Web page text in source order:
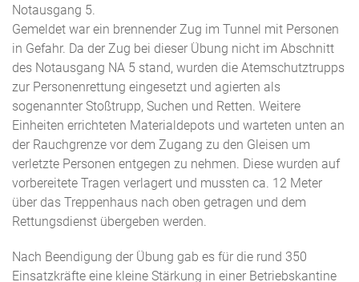
Notausgang 5.
Gemeldet war ein brennender Zug im Tunnel mit Personen
in Gefahr. Da der Zug bei dieser Übung nicht im Abschnitt
des Notausgang NA 5 stand, wurden die Atemschutztrupps
zur Personenrettung eingesetzt und agierten als
sogenannter Stoßtrupp, Suchen und Retten. Weitere
Einheiten errichteten Materialdepots und warteten unten an
der Rauchgrenze vor dem Zugang zu den Gleisen um
verletzte Personen entgegen zu nehmen. Diese wurden auf
vorbereitete Tragen verlagert und mussten ca. 12 Meter
über das Treppenhaus nach oben getragen und dem
Rettungsdienst übergeben werden.
Nach Beendigung der Übung gab es für die rund 350
Einsatzkräfte eine kleine Stärkung in einer Betriebskantine